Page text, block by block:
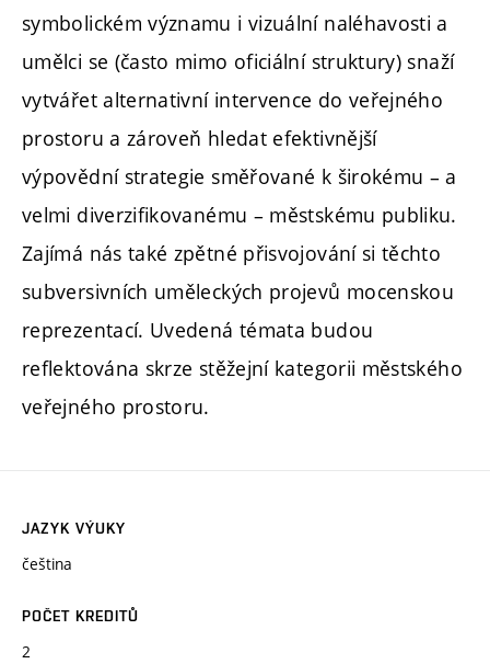
symbolickém významu i vizuální naléhavosti a
umělci se (často mimo oficiální struktury) snaží
vytvářet alternativní intervence do veřejného
prostoru a zároveň hledat efektivnější
výpovědní strategie směřované k širokému – a
velmi diverzifikovanému – městskému publiku.
Zajímá nás také zpětné přisvojování si těchto
subversivních uměleckých projevů mocenskou
reprezentací. Uvedená témata budou
reflektována skrze stěžejní kategorii městského
veřejného prostoru.
JAZYK VÝUKY
čeština
POČET KREDITŮ
2